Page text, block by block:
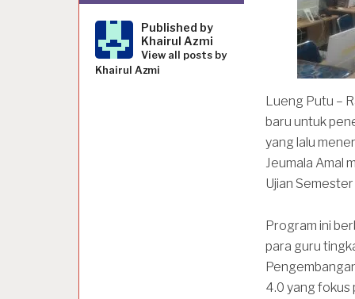
Lueng Putu –
baru untuk
yang lalu
Jeumala Amal
Ujian
Program ini
para guru
4.0 yang fokus
Published by
Khairul Azmi
View all posts by
Khairul Azmi